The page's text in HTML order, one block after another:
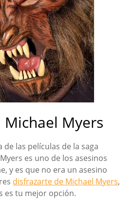
Michael Myers
las películas de la saga
es uno de los asesinos
y es que no era un asesino
disfrazarte de Michael Myers,
es tu mejor opción.